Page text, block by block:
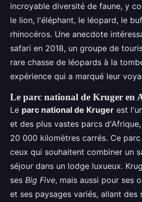
incroyable diversité de faune, y
le lion, l'éléphant, le léopard, le
rhinocéros. Une anecdote
safari en 2018, un groupe de
rare chasse de léopards à la
expérience qui a marqué leur
Le parc national de Kruger en
Le parc national de Kruger est
et des plus vastes parcs
20 000 kilomètres carrés. Ce
ceux qui souhaitent combiner un
séjour dans un lodge luxueux.
ses Big Five, mais aussi pour ses
et ses paysages variés, allant des